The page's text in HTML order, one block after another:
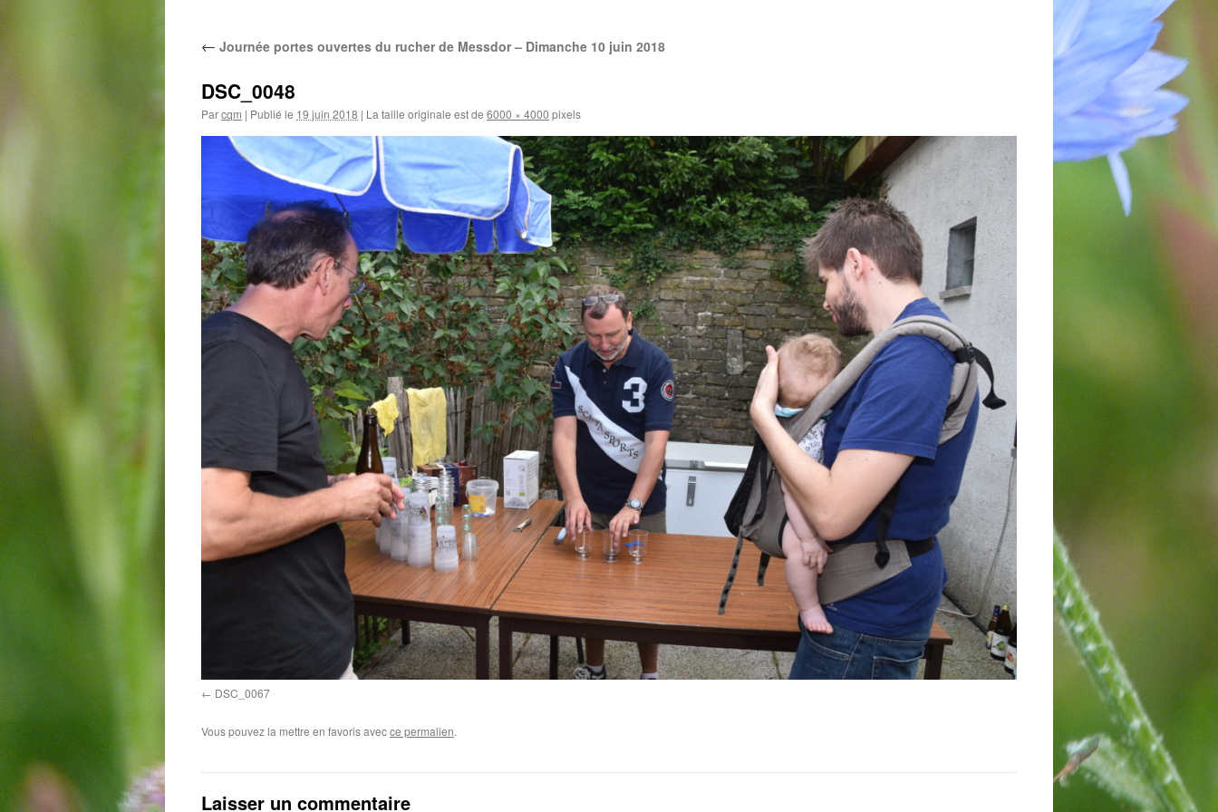
contenu
← Journée portes ouvertes du rucher de Messdor – Dimanche 10 juin 2018
DSC_0048
Parcqm | Publié le 19 juin 2018 | La taille originale est de 6000 × 4000 pixels
DSC_0067
Vous pouvez la mettre en favoris avecce permalien.
Laisser un commentaire